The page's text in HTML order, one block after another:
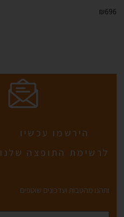
₪696
הירשמו עכשיו
לרשימת התופצה שלנו
ותהנו מהטבות ועדכונים שוטפים